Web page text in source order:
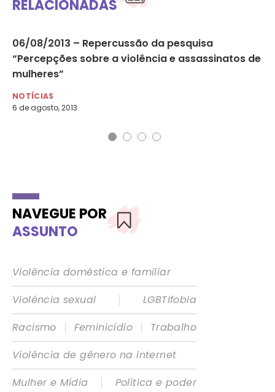
RELACIONADAS
06/08/2013 – Repercussão da pesquisa
“Percepções sobre a violência e assassinatos de
mulheres”
NOTÍCIAS
6 de agosto, 2013
NAVEGUE POR
ASSUNTO
Violência doméstica e familiar
Violência sexual
|
LGBTIfobia
Racismo
| Feminicídio |
Trabalho
Violência de gênero na internet
Mulher e Mídia
|
Política e poder